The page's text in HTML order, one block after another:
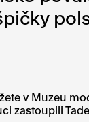
v Muzeu
zastoupili